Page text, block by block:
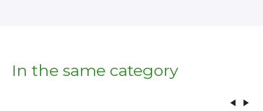
In the same category